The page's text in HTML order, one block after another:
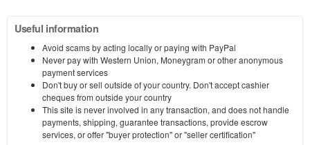
Useful information
Avoid scams by acting locally or paying with PayPal
Never pay with Western Union, Moneygram or other anonymous
payment services
Don't buy or sell outside of your country. Don't accept cashier
cheques from outside your country
This site is never involved in any transaction, and does not handle
payments, shipping, guarantee transactions, provide escrow
services, or offer "buyer protection" or "seller certification"